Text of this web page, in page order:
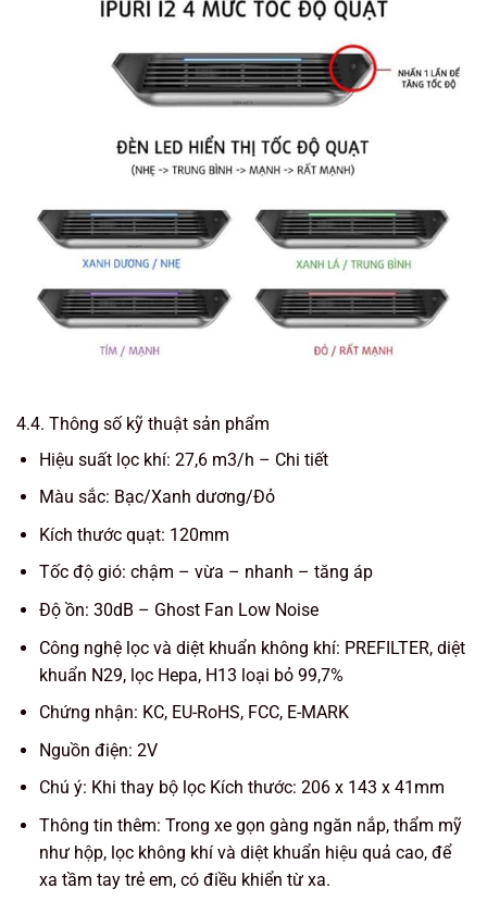
4.4. Thông số kỹ thuật sản phẩm
Hiệu suất lọc khí: 27,6 m3/h – Chi tiết
Màu sắc: Bạc/Xanh dương/Đỏ
Kích thước quạt: 120mm
Tốc độ gió: chậm – vừa – nhanh – tăng áp
Độ ồn: 30dB – Ghost Fan Low Noise
Công nghệ lọc và diệt khuẩn không khí: PREFILTER, diệt
khuẩn N29, lọc Hepa, H13 loại bỏ 99,7%
Chứng nhận: KC, EU-RoHS, FCC, E-MARK
Nguồn điện: 2V
Chú ý: Khi thay bộ lọc Kích thước: 206 x 143 x 41mm
Thông tin thêm: Trong xe gọn gàng ngăn nắp, thẩm mỹ
như hộp, lọc không khí và diệt khuẩn hiệu quả cao, để
xa tầm tay trẻ em, có điều khiển từ xa.